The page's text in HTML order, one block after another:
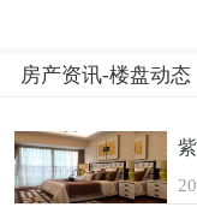
房产资讯-楼盘动态